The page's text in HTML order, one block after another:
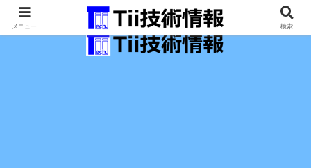
最新の科学技術の情報インフラ。
メニュー 検索